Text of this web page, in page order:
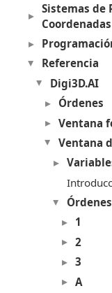
Sistemas de
Coordenadas
Referencia
Digi3D.AI
Órdenes
Ventana
Ventana
Órdenes
1
2
3
A